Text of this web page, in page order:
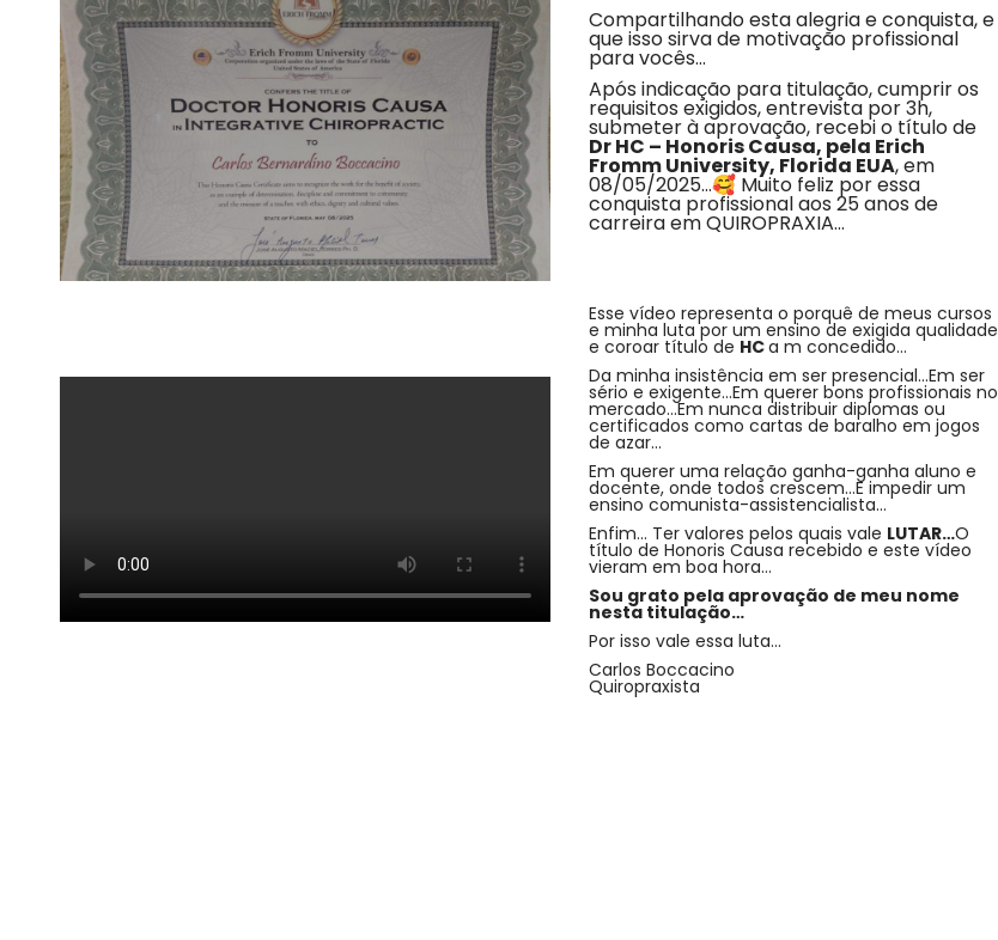
Compartilhando esta alegria e conquista, e
que isso sirva de motivação profissional
para vocês…
Após indicação para titulação, cumprir os
requisitos exigidos, entrevista por 3h,
submeter à aprovação, recebi o título de
Dr HC – Honoris Causa, pela Erich
Fromm University, Florida EUA, em
08/05/2025…🥰 Muito feliz por essa
conquista profissional aos 25 anos de
carreira em QUIROPRAXIA…
Esse vídeo representa o porquê de meus cursos
e minha luta por um ensino de exigida qualidade
e coroar título de HCa m concedido…
Da minha insistência em ser presencial…Em ser
sério e exigente…Em querer bons profissionais no
mercado…Em nunca distribuir diplomas ou
certificados como cartas de baralho em jogos
de azar…
Em querer uma relação ganha-ganha aluno e
docente, onde todos crescem…E impedir um
ensino comunista-assistencialista…
Enfim… Ter valores pelos quais vale LUTAR…O
título de Honoris Causa recebido e este vídeo
vieram em boa hora…
Sou grato pela aprovação de meu nome
nesta titulação…
Por isso vale essa luta…
Carlos Boccacino
Quiropraxista